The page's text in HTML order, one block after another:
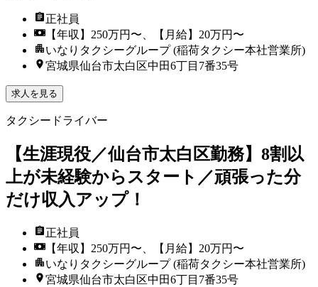
正社員
【年収】250万円〜、【月給】20万円〜
いなりタクシーグループ (稲荷タクシー本社営業所)
宮城県仙台市太白区中田6丁目7番35号
求人を見る
タクシードライバー
【生涯現役／仙台市太白区勤務】8割以
上が未経験からスタート／頑張った分
だけ収入アップ！
正社員
【年収】250万円〜、【月給】20万円〜
いなりタクシーグループ (稲荷タクシー本社営業所)
宮城県仙台市太白区中田6丁目7番35号